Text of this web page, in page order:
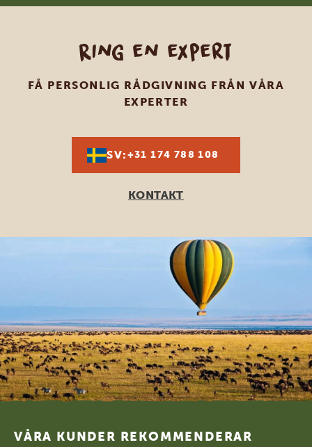
Ring en expert
FÅ PERSONLIG RÅDGIVNING FRÅN VÅRA
EXPERTER
SV:+31 174 788 108
KONTAKT
Footer
VÅRA KUNDER REKOMMENDERAR